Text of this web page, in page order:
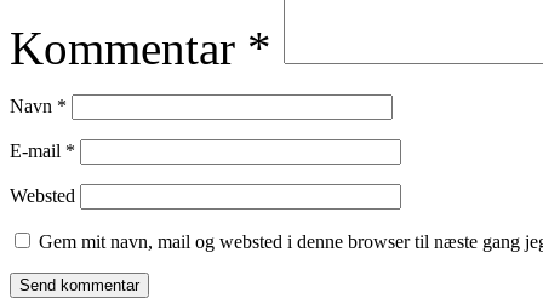
Kommentar *
Navn *
E-mail *
Websted
Gem mit navn, mail og websted i denne browser til næste gang